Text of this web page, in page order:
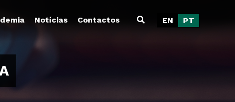
Notícias Contactos EN PT